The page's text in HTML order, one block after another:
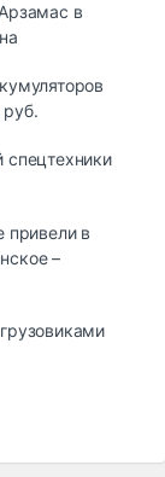
в
спецтехники
привели в
–